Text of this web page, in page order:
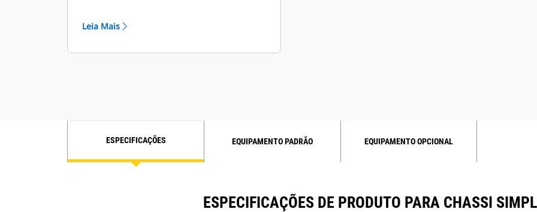
equipamento e de basculamento
A Caterpillar trabalha com OEMs do
meio do revendedor Cat local, a fim
de oferecer a melhor solução para
Leia Mais
ESPECIFICAÇÕES EQUIPAMENTO PADRÃO EQUIPAMENTO OPCIONAL
ESPECIFICAÇÕES DE PRODUTO PARA CHASSI